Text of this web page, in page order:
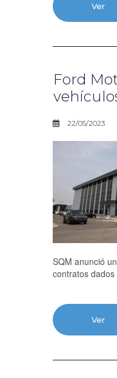
Ver
Ford
22/05/2023
SQM anunció
contratos
Ver